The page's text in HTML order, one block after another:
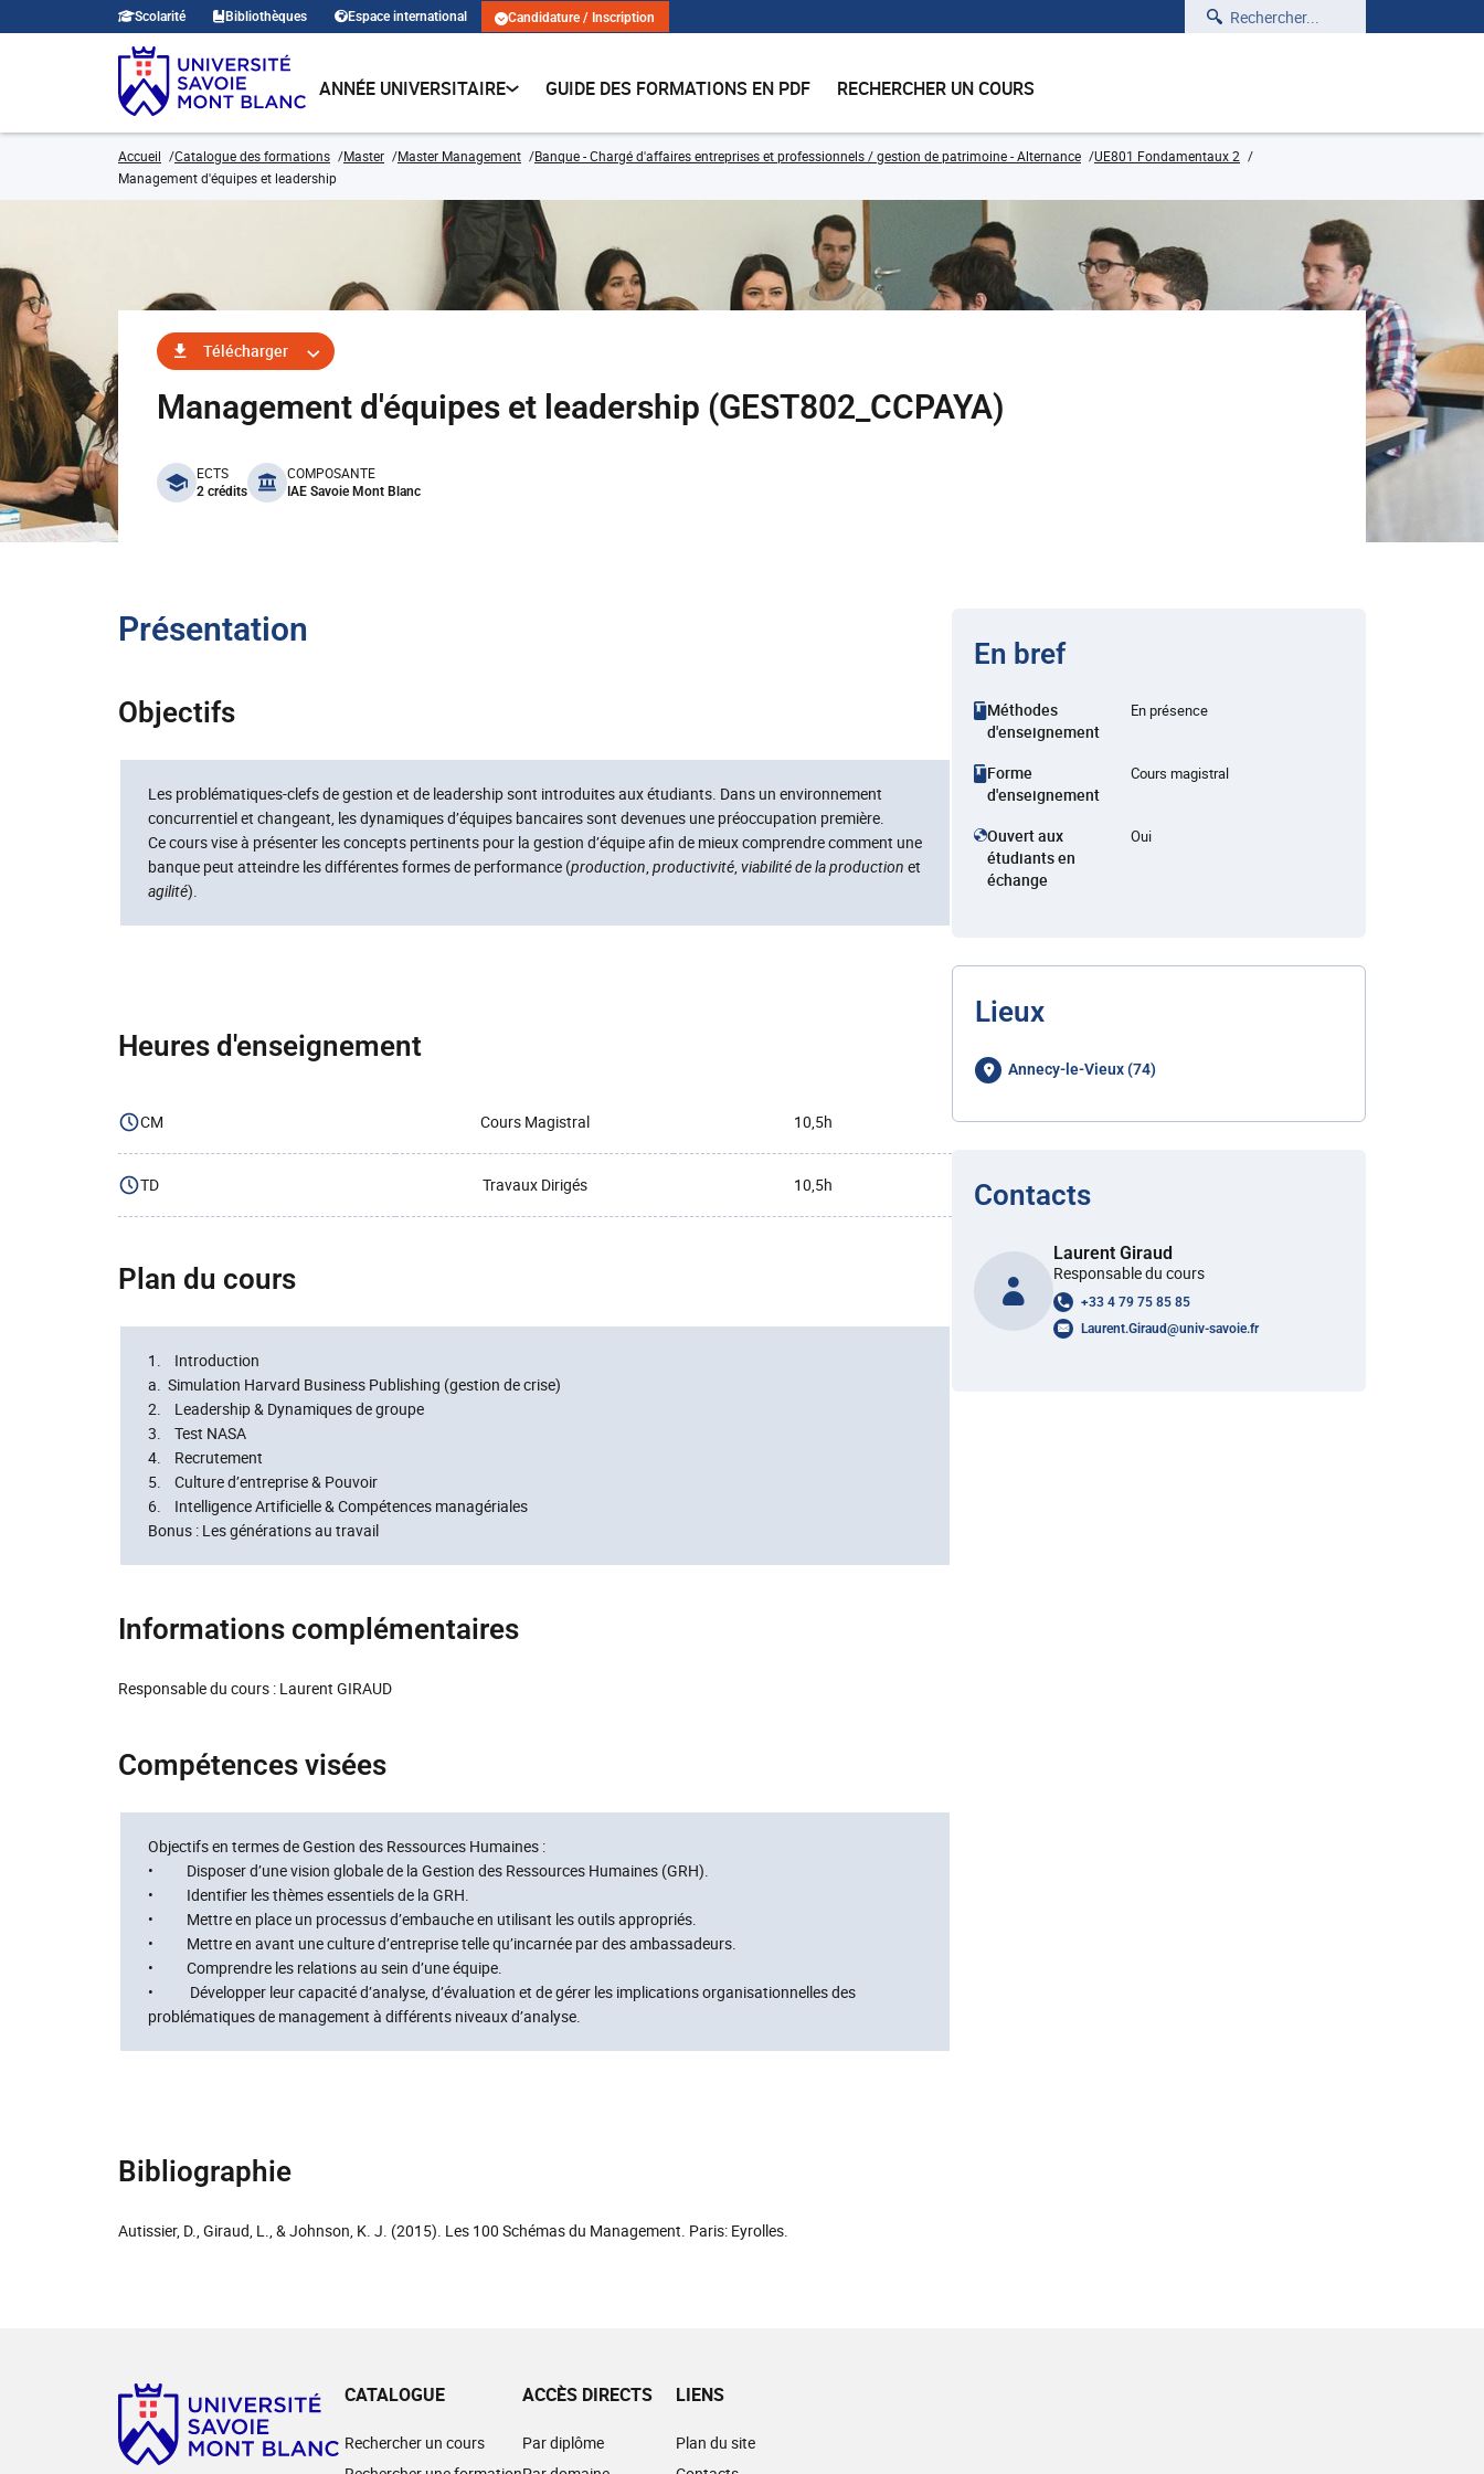
Scolarité Bibliothèques Espace international Candidature / Inscription Rechercher
ANNÉE UNIVERSITAIRE GUIDE DES FORMATIONS EN PDF RECHERCHER UN COURS
Accueil Catalogue des formations Master Master Management Banque - Chargé d'affaires entreprises et professionnels / gestion de patrimoine - Alternance
UE801 Fondamentaux 2
Management d'équipes et leadership
Télécharger
Management d'équipes et leadership (GEST802_CCPAYA)
benefits
ECTS
2 crédits
COMPOSANTE
IAE Savoie Mont Blanc
Présentation
Objectifs
Les problématiques-clefs de gestion et de leadership sont introduites aux étudiants. Dans un environnement
concurrentiel et changeant, les dynamiques d’équipes bancaires sont devenues une préoccupation première.
Ce cours vise à présenter les concepts pertinents pour la gestion d’équipe afin de mieux comprendre comment une
banque peut atteindre les différentes formes de performance (production, productivité, viabilité de la production et
agilité).
Heures d'enseignement
CM Cours Magistral 10,5h
TD Travaux Dirigés 10,5h
Plan du cours
1. Introduction
a. Simulation Harvard Business Publishing (gestion de crise)
2. Leadership & Dynamiques de groupe
3. Test NASA
4. Recrutement
5. Culture d’entreprise & Pouvoir
6. Intelligence Artificielle & Compétences managériales
Bonus : Les générations au travail
Informations complémentaires
Responsable du cours : Laurent GIRAUD
Compétences visées
Objectifs en termes de Gestion des Ressources Humaines :
• Disposer d’une vision globale de la Gestion des Ressources Humaines (GRH).
• Identifier les thèmes essentiels de la GRH.
• Mettre en place un processus d’embauche en utilisant les outils appropriés.
• Mettre en avant une culture d’entreprise telle qu’incarnée par des ambassadeurs.
• Comprendre les relations au sein d’une équipe.
• Développer leur capacité d’analyse, d’évaluation et de gérer les implications organisationnelles des
problématiques de management à différents niveaux d’analyse.
Bibliographie
Autissier, D., Giraud, L., & Johnson, K. J. (2015). Les 100 Schémas du Management. Paris: Eyrolles.
En bref
Méthodes
d'enseignement
En présence
Forme
d'enseignement
Cours magistral
Ouvert aux
étudiants en
échange
Oui
Lieux
Annecy-le-Vieux (74)
Contacts
Laurent Giraud
Responsable du cours
+33 4 79 75 85 85
Laurent.Giraud@univ-savoie.fr
CATALOGUE
Rechercher un cours
ACCÈS DIRECTS
Par diplôme
LIENS
Plan du site